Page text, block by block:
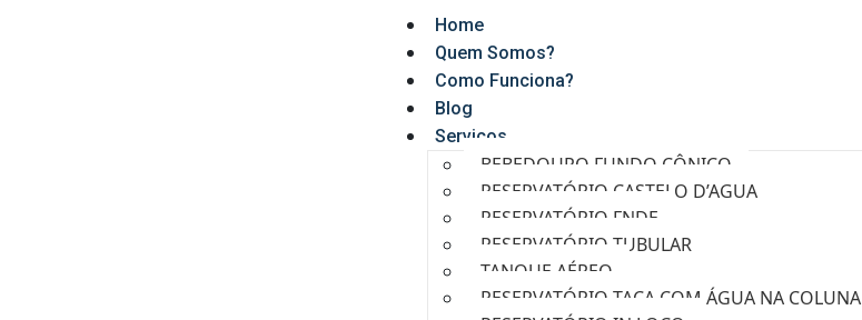
Home
Quem Somos?
Como Funciona?
Blog
Serviços
BEBEDOURO FUNDO CÔNICO
RESERVATÓRIO CASTELO D’AGUA
RESERVATÓRIO FNDE
RESERVATÓRIO TUBULAR
TANQUE AÉREO
RESERVATÓRIO TAÇA COM ÁGUA NA COLUNA